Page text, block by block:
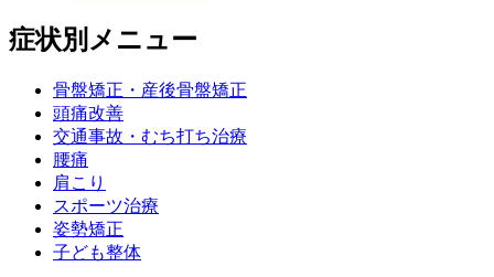
症状別メニュー
骨盤矯正・産後骨盤矯正
頭痛改善
交通事故・むち打ち治療
腰痛
肩こり
スポーツ治療
姿勢矯正
子ども整体